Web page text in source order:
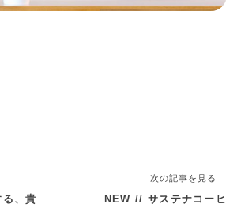
、貴
次の記事を見る
NEW // サステナコーヒ